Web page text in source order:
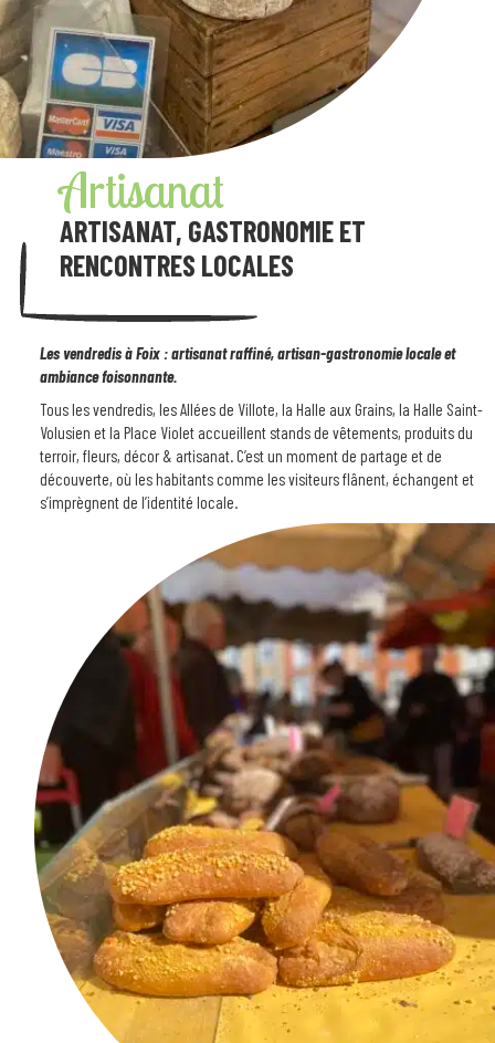
Artisanat
ARTISANAT, GASTRONOMIE ET
RENCONTRES LOCALES
Les vendredis à Foix : artisanat raffiné, artisan-gastronomie locale et
ambiance foisonnante.
Tous les vendredis, les Allées de Villote, la Halle aux Grains, la Halle Saint-
Volusien et la Place Violet accueillent stands de vêtements, produits du
terroir, fleurs, décor & artisanat. C’est un moment de partage et de
découverte, où les habitants comme les visiteurs flânent, échangent et
s’imprègnent de l’identité locale.